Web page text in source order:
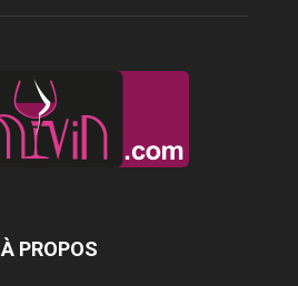
À PROPOS